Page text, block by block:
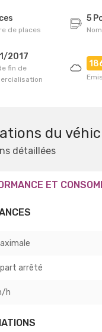
de places
5
2017
fin de
du
détaillées
ET
arrêté
h